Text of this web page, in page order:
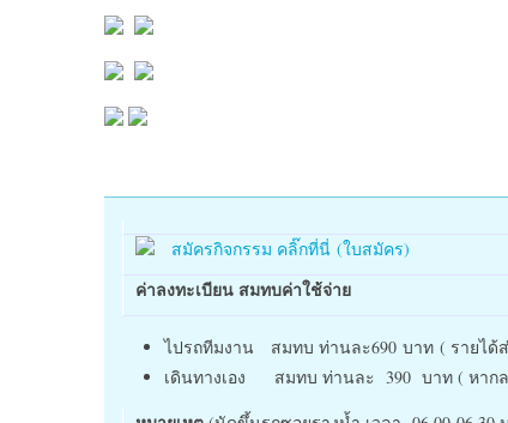
สมัครกิจกรรม คลิ๊กที่นี่ (ใบสมัคร)
ค่าลงทะเบียน สมทบค่าใช้จ่าย
ไปรถทีมงาน สมทบ ท่านละ690 บาท ( รายได้
เดินทางเอง สมทบ ท่านละ 390 บาท ( หากล